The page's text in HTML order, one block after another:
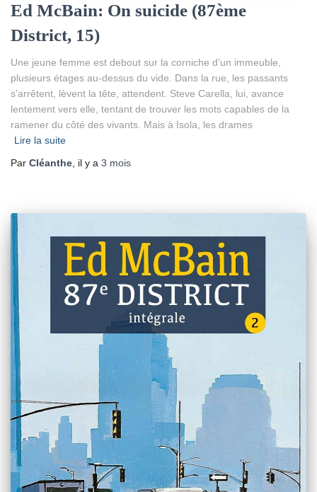
Ed McBain: On suicide (87ème
District, 15)
Une jeune femme est debout sur la corniche d’un immeuble,
plusieurs étages au-dessus du vide. Dans la rue, les passants
s’arrêtent, lèvent la tête, attendent. Steve Carella, lui, avance
lentement vers elle, tentant de trouver les mots capables de la
ramener du côté des vivants. Mais à Isola, les drames
Lire la suite
Par Cléanthe, il y a 3 mois